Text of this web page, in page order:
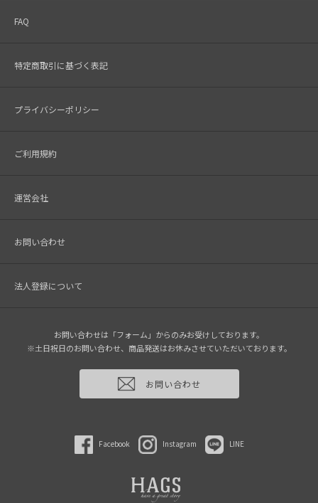
FAQ
特定商取引に基づく表記
プライバシーポリシー
ご利用規約
運営会社
お問い合わせ
法人登録について
お問い合わせは「フォーム」からのみお受けしております。
※土日祝日のお問い合わせ、商品発送はお休みさせていただいております。
お問い合わせ
Facebook Instagram LINE